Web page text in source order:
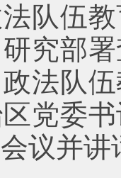
队伍
究部
法队
党委
议并讲